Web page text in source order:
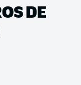
DE